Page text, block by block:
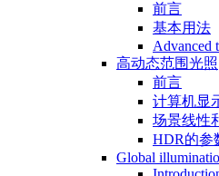
前言
基本用法
Advanced
高动态范围光照
前言
计算机显
场景线性
HDR的参
Global